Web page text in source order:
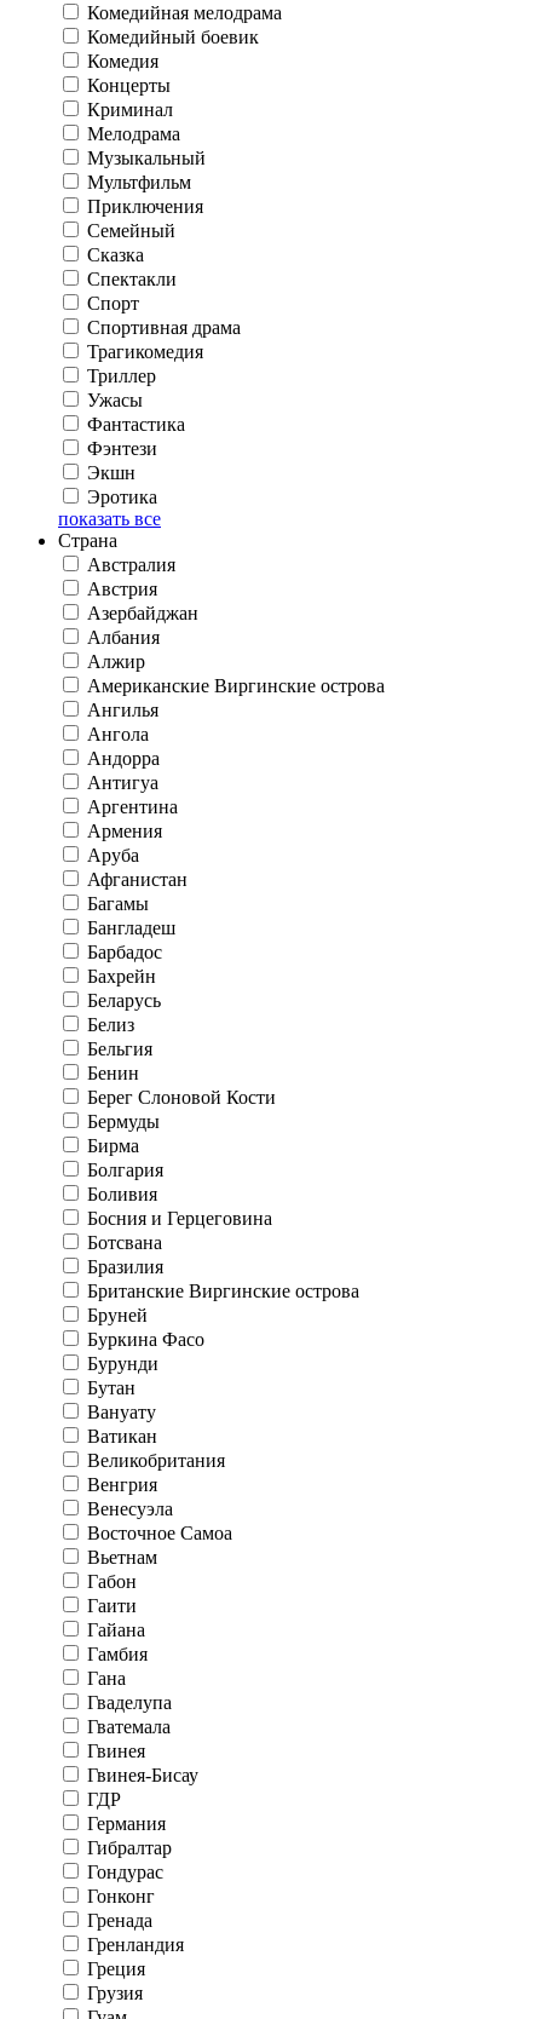
Комедийная мелодрама
Комедийный боевик
Комедия
Концерты
Криминал
Мелодрама
Музыкальный
Мультфильм
Приключения
Семейный
Сказка
Спектакли
Спорт
Спортивная драма
Трагикомедия
Триллер
Ужасы
Фантастика
Фэнтези
Экшн
Эротика
показать все
Страна
Австралия
Австрия
Азербайджан
Албания
Алжир
Американские Виргинские острова
Ангилья
Ангола
Андорра
Антигуа
Аргентина
Армения
Аруба
Афганистан
Багамы
Бангладеш
Барбадос
Бахрейн
Беларусь
Белиз
Бельгия
Бенин
Берег Слоновой Кости
Бермуды
Бирма
Болгария
Боливия
Босния и Герцеговина
Ботсвана
Бразилия
Британские Виргинские острова
Бруней
Буркина Фасо
Бурунди
Бутан
Вануату
Ватикан
Великобритания
Венгрия
Венесуэла
Восточное Самоа
Вьетнам
Габон
Гаити
Гайана
Гамбия
Гана
Гваделупа
Гватемала
Гвинея
Гвинея-Бисау
ГДР
Германия
Гибралтар
Гондурас
Гонконг
Гренада
Гренландия
Греция
Грузия